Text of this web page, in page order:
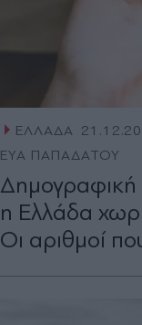
ΕΛΛΑΔΑ
ΕΥΑ ΠΑΠΑΔΑΤΟΥ
η Ελλάδα
Οι αριθμοί